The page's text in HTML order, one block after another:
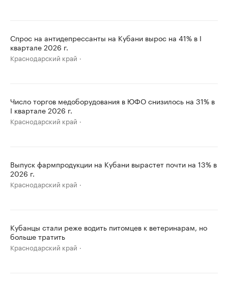
Спрос на антидепрессанты на Кубани вырос на 41% в I
квартале 2026 г.
Краснодарский край
Число торгов медоборудования в ЮФО снизилось на 31% в
I квартале 2026 г.
Краснодарский край
Выпуск фармпродукции на Кубани вырастет почти на 13% в
2026 г.
Краснодарский край
Кубанцы стали реже водить питомцев к ветеринарам, но
больше тратить
Краснодарский край